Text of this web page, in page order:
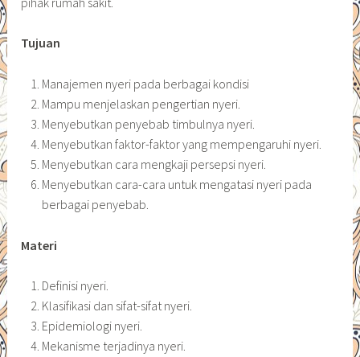
Tujuan
Manajemen nyeri pada berbagai kondisi
Mampu menjelaskan pengertian nyeri.
Menyebutkan penyebab timbulnya nyeri.
Menyebutkan faktor-faktor yang mempengaruhi nyeri.
Menyebutkan cara mengkaji persepsi nyeri.
Menyebutkan cara-cara untuk mengatasi nyeri pada
berbagai penyebab.
Materi
Definisi nyeri.
Klasifikasi dan sifat-sifat nyeri.
Epidemiologi nyeri.
Mekanisme terjadinya nyeri.